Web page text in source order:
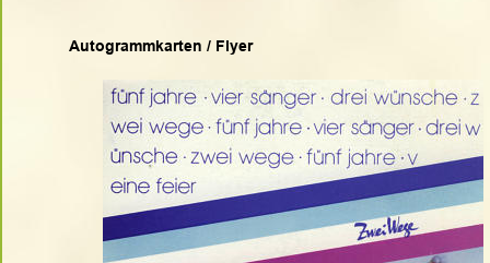
Autogrammkarten / Flyer